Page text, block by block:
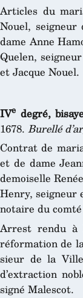
Articles du
Nouel,
dame Anne
Quelen,
et Jacque Nouel.
IVe degré,
1678. Burellé
Contrat de
et de dame
demoiselle
Henry, seigneur
notaire du
Arrest rendu à
réformation de
sieur de la
d’extraction
signé Malescot.